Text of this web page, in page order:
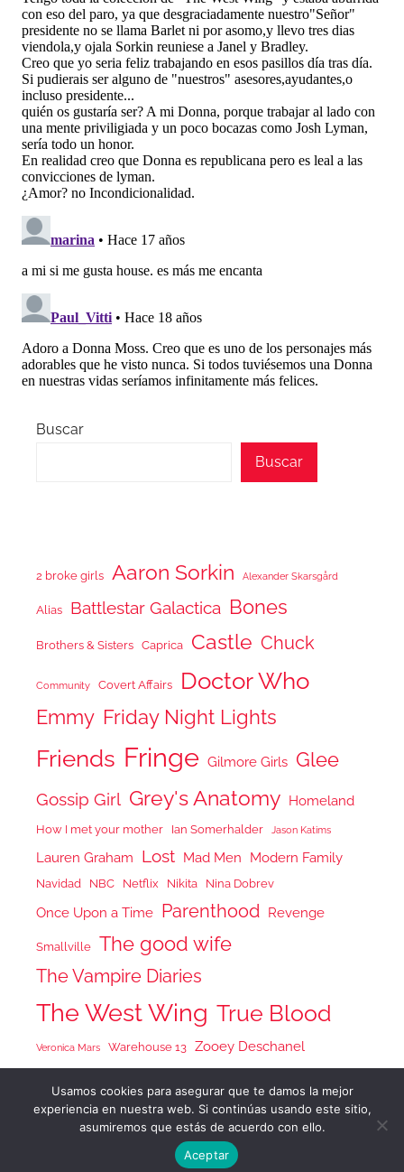
Buscar
Buscar
2 broke girls Aaron Sorkin Alexander Skarsgård
Alias Battlestar Galactica Bones
Brothers & Sisters Caprica Castle Chuck
Community Covert Affairs Doctor Who
Emmy Friday Night Lights
Friends Fringe Gilmore Girls Glee
Gossip Girl Grey's Anatomy Homeland
How I met your mother Ian Somerhalder Jason Katims
Lauren Graham Lost Mad Men Modern Family
Navidad NBC Netflix Nikita Nina Dobrev
Once Upon a Time Parenthood Revenge
Smallville The good wife
The Vampire Diaries
The West Wing True Blood
Veronica Mars Warehouse 13 Zooey Deschanel
Tema para WordPress: Donovan de ThemeZee.
Usamos cookies para asegurar que te damos la mejor
experiencia en nuestra web. Si continúas usando este sitio,
asumiremos que estás de acuerdo con ello.
Aceptar